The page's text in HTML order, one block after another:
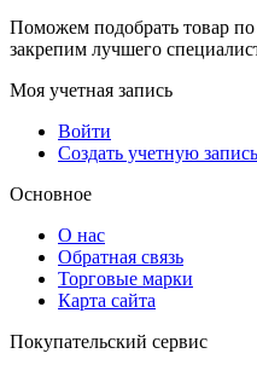
Поможем подобрать товар
закрепим лучшего
Моя учетная запись
Войти
Создать учетную запись
Основное
О нас
Обратная связь
Торговые марки
Карта сайта
Покупательский сервис